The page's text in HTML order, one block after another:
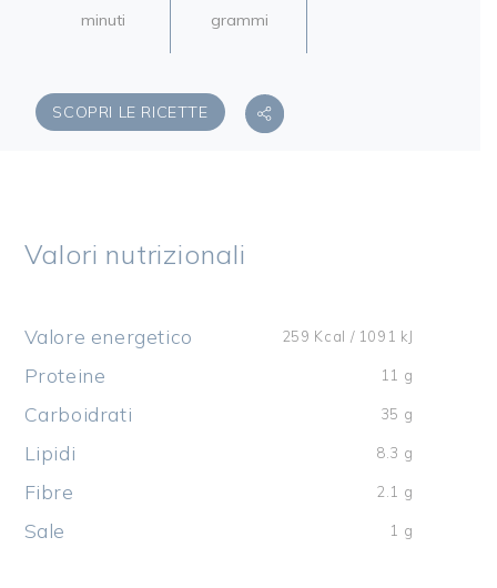
minuti grammi
SCOPRI LE RICETTE
Valori nutrizionali
Valore energetico 259 Kcal / 1091 kJ
Proteine 11 g
Carboidrati 35 g
Lipidi 8.3 g
Fibre 2.1 g
Sale 1 g